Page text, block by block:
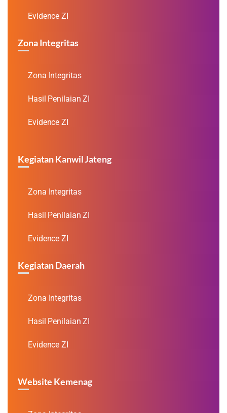
Evidence ZI
Zona Integritas
Zona Integritas
Hasil Penilaian ZI
Evidence ZI
Kegiatan Kanwil Jateng
Zona Integritas
Hasil Penilaian ZI
Evidence ZI
Kegiatan Daerah
Zona Integritas
Hasil Penilaian ZI
Evidence ZI
Website Kemenag